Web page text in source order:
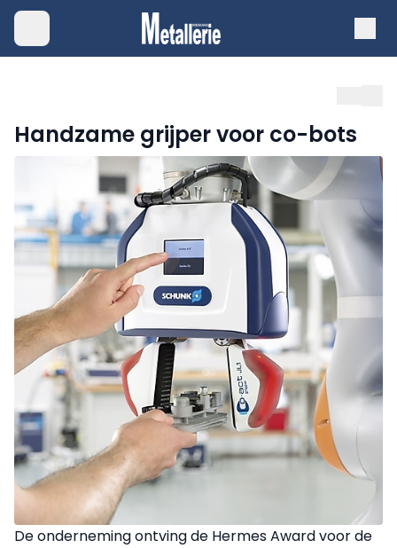
Handzame grijper voor co-bots
De onderneming ontving de Hermes Award voor de